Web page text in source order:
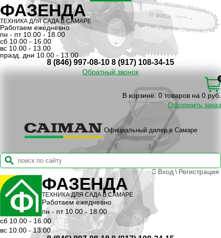
ФАЗЕНДА
ТЕХНИКА ДЛЯ САДА В САМАРЕ
Работаем ежедневно
пн - пт 10.00 - 18.00
сб 10.00 - 16.00
вс 10.00 - 13.00
празд. дни 10.00 - 13.00
8 (846) 997-08-10 8 (917) 108-34-15
Обратный звонок
В корзине: 0 товаров на 0 руб.
Оформить заказ
Официальный дилер в Самаре
Вход \ Регистрация
ФАЗЕНДА
ТЕХНИКА ДЛЯ САДА В САМАРЕ
Работаем ежедневно
пн - пт 10.00 - 18.00
сб 10.00 - 16.00
вс 10.00 - 13.00